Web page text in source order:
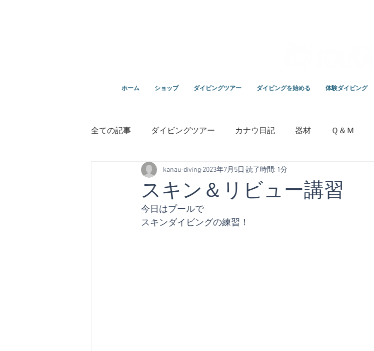
ホーム ショップ ダイビングツアー ダイビングを始める 体験ダイビング
全ての記事 ダイビングツアー カナウ日記 器材 Ｑ＆Ｍ
鵜来島ダイビング いっちゃんの毎日ブログ
１０周年
スキン＆リビュー講習
kanau-diving 2023年7月5日 読了時間: 1分
今日はプールで
スキンダイビングの練習！